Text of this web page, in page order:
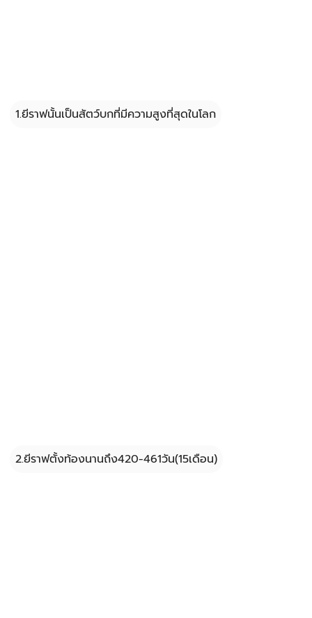
1.ยีราฟนั้นเป็นสัตว์บกที่มีความสูงที่สุดในโลก
2.ยีราฟตั้งท้องนานถึง420-461วัน(15เดือน)